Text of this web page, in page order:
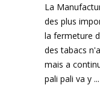
La
des plus
la fermeture
des tabacs
mais a
pali pali va y